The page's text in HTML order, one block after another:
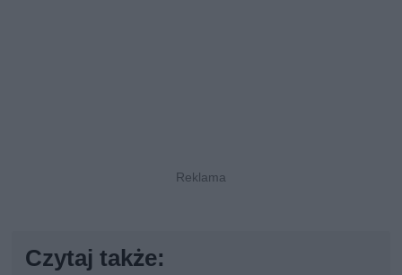
Czytaj także: